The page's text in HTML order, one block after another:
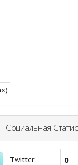
Социальная
Twitter 0